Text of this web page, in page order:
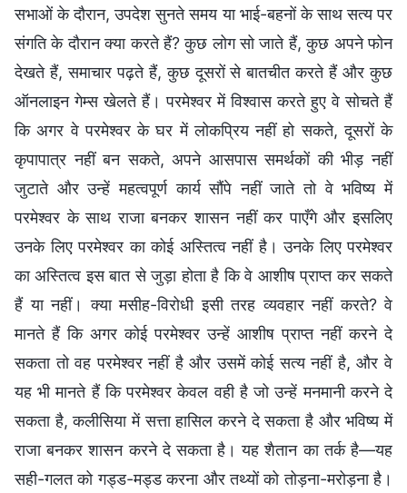
सभाओं के दौरान, उपदेश सुनते समय या भाई-बहनों के साथ सत्य पर
संगति के दौरान क्या करते हैं? कुछ लोग सो जाते हैं, कुछ अपने फोन
देखते हैं, समाचार पढ़ते हैं, कुछ दूसरों से बातचीत करते हैं और कुछ
ऑनलाइन गेम्स खेलते हैं। परमेश्वर में विश्वास करते हुए वे सोचते हैं
कि अगर वे परमेश्वर के घर में लोकप्रिय नहीं हो सकते, दूसरों के
कृपापात्र नहीं बन सकते, अपने आसपास समर्थकों की भीड़ नहीं
जुटाते और उन्हें महत्वपूर्ण कार्य सौंपे नहीं जाते तो वे भविष्य में
परमेश्वर के साथ राजा बनकर शासन नहीं कर पाएँगे और इसलिए
उनके लिए परमेश्वर का कोई अस्तित्व नहीं है। उनके लिए परमेश्वर
का अस्तित्व इस बात से जुड़ा होता है कि वे आशीष प्राप्त कर सकते
हैं या नहीं। क्या मसीह-विरोधी इसी तरह व्यवहार नहीं करते? वे
मानते हैं कि अगर कोई परमेश्वर उन्हें आशीष प्राप्त नहीं करने दे
सकता तो वह परमेश्वर नहीं है और उसमें कोई सत्य नहीं है, और वे
यह भी मानते हैं कि परमेश्वर केवल वही है जो उन्हें मनमानी करने दे
सकता है, कलीसिया में सत्ता हासिल करने दे सकता है और भविष्य में
राजा बनकर शासन करने दे सकता है। यह शैतान का तर्क है—यह
सही-गलत को गड्ड-मड्ड करना और तथ्यों को तोड़ना-मरोड़ना है।